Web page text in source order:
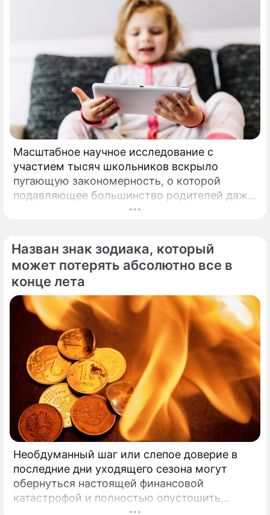
Масштабное научное исследование с
участием тысяч школьников вскрыло
пугающую закономерность, о которой
подавляющее большинство родителей даже
не догадывалось. Привычка дарить ребенку
подростковом возрасте обворачивается
скрытым провалом в учебе.
Назван знак зодиака, который
может потерять абсолютно все в
конце лета
Необдуманный шаг или слепое доверие в
последние дни уходящего сезона могут
обернуться настоящей финансовой
катастрофой и полностью опустошить
кошелек. Известная шаманка и ясновидящая